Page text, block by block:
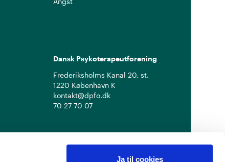
Ja til cookies
Dansk Psykoterapeutforening
Frederiksholms Kanal 20, st.
1220 København K
kontakt@dpfo.dk
70 27 70 07